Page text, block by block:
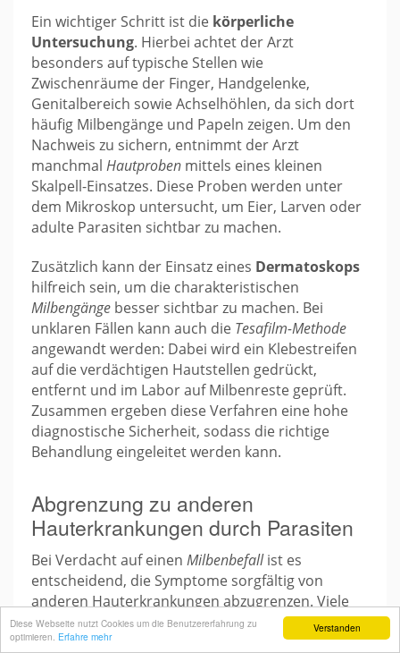
Verstanden
Diese Webseite nutzt Cookies um die Benutzererfahrung zu
optimieren. Erfahre mehr
Ein wichtiger Schritt ist die körperliche
Untersuchung. Hierbei achtet der Arzt
besonders auf typische Stellen wie
Zwischenräume der Finger, Handgelenke,
Genitalbereich sowie Achselhöhlen, da sich dort
häufig Milbengänge und Papeln zeigen. Um den
Nachweis zu sichern, entnimmt der Arzt
manchmal Hautproben mittels eines kleinen
Skalpell-Einsatzes. Diese Proben werden unter
dem Mikroskop untersucht, um Eier, Larven oder
adulte Parasiten sichtbar zu machen.
Zusätzlich kann der Einsatz eines Dermatoskops
hilfreich sein, um die charakteristischen
Milbengänge besser sichtbar zu machen. Bei
unklaren Fällen kann auch die Tesafilm-Methode
angewandt werden: Dabei wird ein Klebestreifen
auf die verdächtigen Hautstellen gedrückt,
entfernt und im Labor auf Milbenreste geprüft.
Zusammen ergeben diese Verfahren eine hohe
diagnostische Sicherheit, sodass die richtige
Behandlung eingeleitet werden kann.
Abgrenzung zu anderen
Hauterkrankungen durch Parasiten
Bei Verdacht auf einen Milbenbefallist es
entscheidend, die Symptome sorgfältig von
anderen Hauterkrankungen abzugrenzen. Viele
dermatologische Probleme können ähnliche
Erscheinungsbilder aufweisen, weshalb eine